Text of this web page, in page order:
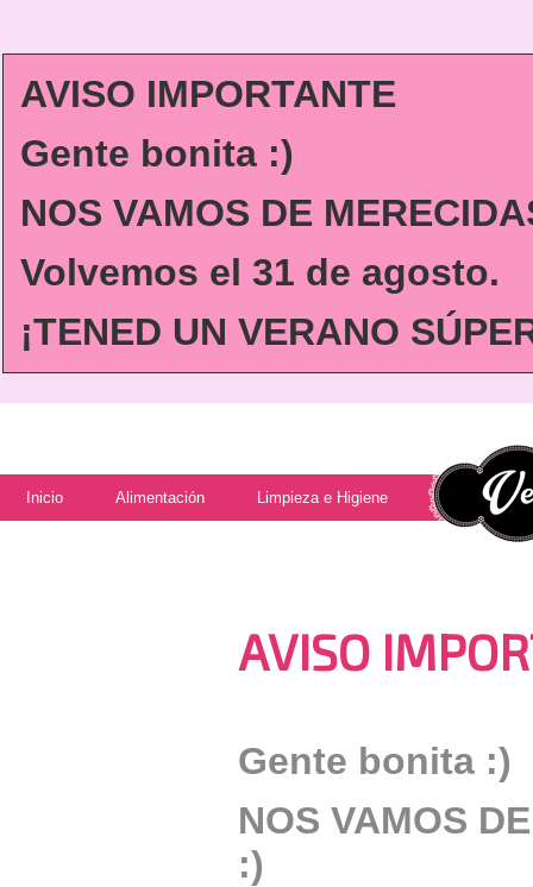
AVISO IMPORTANTE
Gente bonita :)
NOS VAMOS DE
Volvemos el 31 de agosto.
¡TENED UN VERANO
Inicio Alimentación Limpieza e Higiene
AVISO
Gente bonita :)
NOS VAMOS
:)